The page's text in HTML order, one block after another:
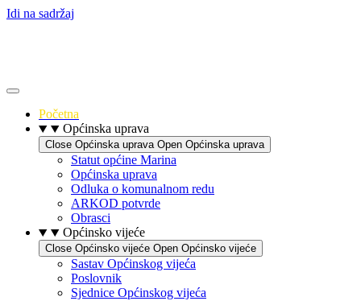
Idi na sadržaj
Početna
Općinska uprava
Close Općinska uprava Open Općinska uprava
Statut općine Marina
Općinska uprava
Odluka o komunalnom redu
ARKOD potvrde
Obrasci
Općinsko vijeće
Close Općinsko vijeće Open Općinsko vijeće
Sastav Općinskog vijeća
Poslovnik
Sjednice Općinskog vijeća